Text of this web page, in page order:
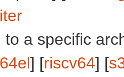
to a specific
] [riscv64] [